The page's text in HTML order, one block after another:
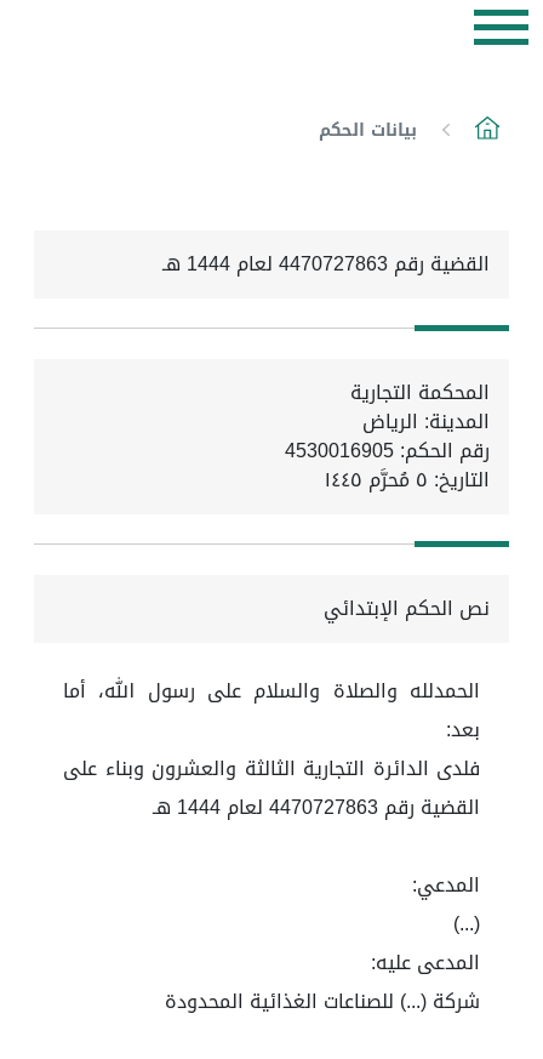
بيانات الحكم
القضية رقم 4470727863 لعام 1444 هـ
المحكمة التجارية
المدينة: الرياض
رقم الحكم: 4530016905
التاريخ: ٥ مُحرَّم ١٤٤٥
نص الحكم الإبتدائي
الحمدلله والصلاة والسلام على رسول الله، أما
بعد:
فلدى الدائرة التجارية الثالثة والعشرون وبناء على
القضية رقم 4470727863 لعام 1444 هـ
المدعي:
(...)
المدعى عليه:
شركة (...) للصناعات الغذائية المحدودة